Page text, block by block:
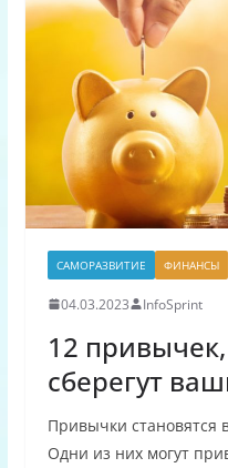
САМОРАЗВИТИЕ ФИНАНСЫ
04.03.2023 InfoSprint
12
сберегут
Привычки становятся
Одни из них могут